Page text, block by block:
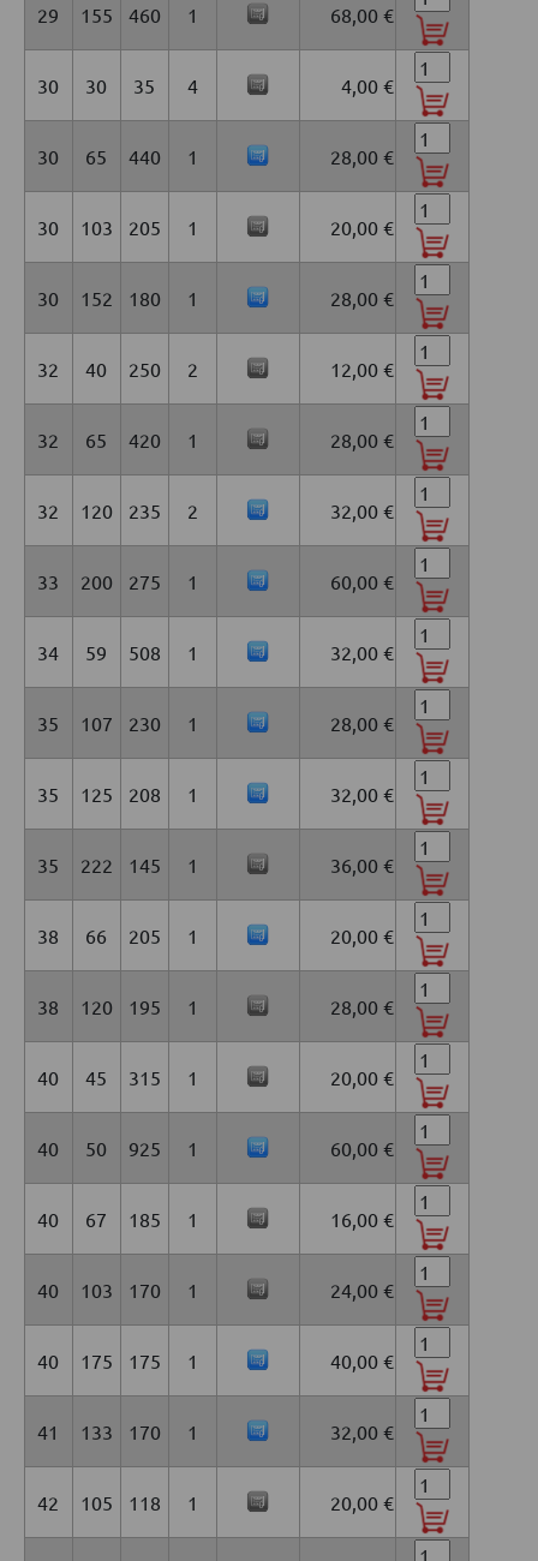
29 155 460 1 68,00 €
30 30 35 4 4,00 €
30 65 440 1 28,00 €
30 103 205 1 20,00 €
30 152 180 1 28,00 €
32 40 250 2 12,00 €
32 65 420 1 28,00 €
32 120 235 2 32,00 €
33 200 275 1 60,00 €
34 59 508 1 32,00 €
35 107 230 1 28,00 €
35 125 208 1 32,00 €
35 222 145 1 36,00 €
38 66 205 1 20,00 €
38 120 195 1 28,00 €
40 45 315 1 20,00 €
40 50 925 1 60,00 €
40 67 185 1 16,00 €
40 103 170 1 24,00 €
40 175 175 1 40,00 €
41 133 170 1 32,00 €
42 105 118 1 20,00 €